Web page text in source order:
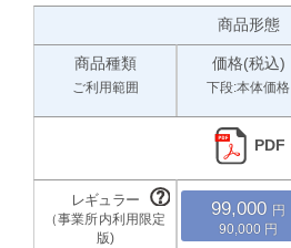
商品形態
商品種類
ご利用範囲
価格(税込)
下段:本体価格
PDF
99,000
90,000